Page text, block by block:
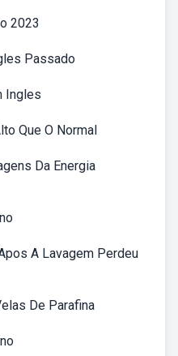
2023
Passado
Ingles
Que O Normal
Da Energia
A Lavagem Perdeu
De Parafina